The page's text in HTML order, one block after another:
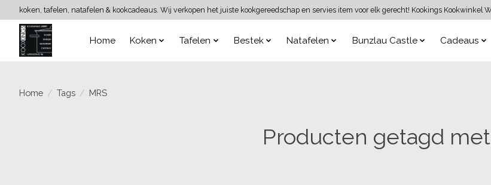
koken, tafelen, natafelen & kookcadeaus. Wij verkopen het juiste kookgereedschap en servies item voor elk gerecht! Kookings Kookwinkel
Home Koken Tafelen Bestek Natafelen Bunzlau Castle Cadeaus
Home / Tags / MRS
Producten getagd